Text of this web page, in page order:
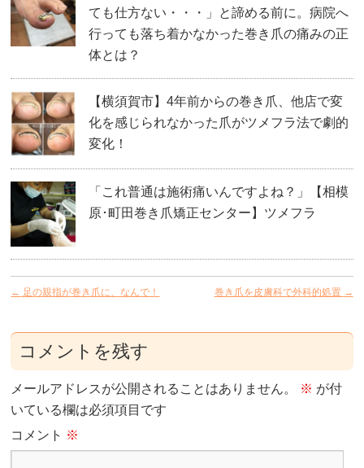
ても仕方ない・・・」と諦める前に。病院へ
行っても落ち着かなかった巻き爪の痛みの正
体とは？
【横須賀市】4年前からの巻き爪、他店で変
化を感じられなかった爪がツメフラ法で劇的
変化！
「これ普通は施術痛いんですよね？」【相模
原･町田巻き爪矯正センター】ツメフラ
← 足の親指が巻き爪に、なんで！ 巻き爪を皮膚科で外科的処置 →
コメントを残す
メールアドレスが公開されることはありません。 ※ が付
いている欄は必須項目です
コメント ※